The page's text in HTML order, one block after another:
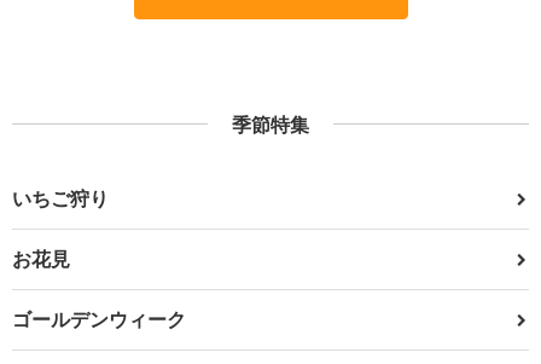
季節特集
いちご狩り
お花見
ゴールデンウィーク